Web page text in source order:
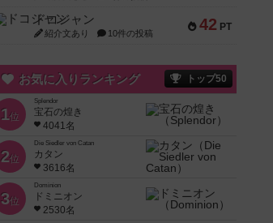
42 PT
ドコジャン
紹介文あり 10件の投稿
お気に入りランキング トップ50
1位
Splendor
宝石の煌き
4041名
2位
Die Siedler von Catan
カタン
3616名
3位
Dominion
ドミニオン
2530名